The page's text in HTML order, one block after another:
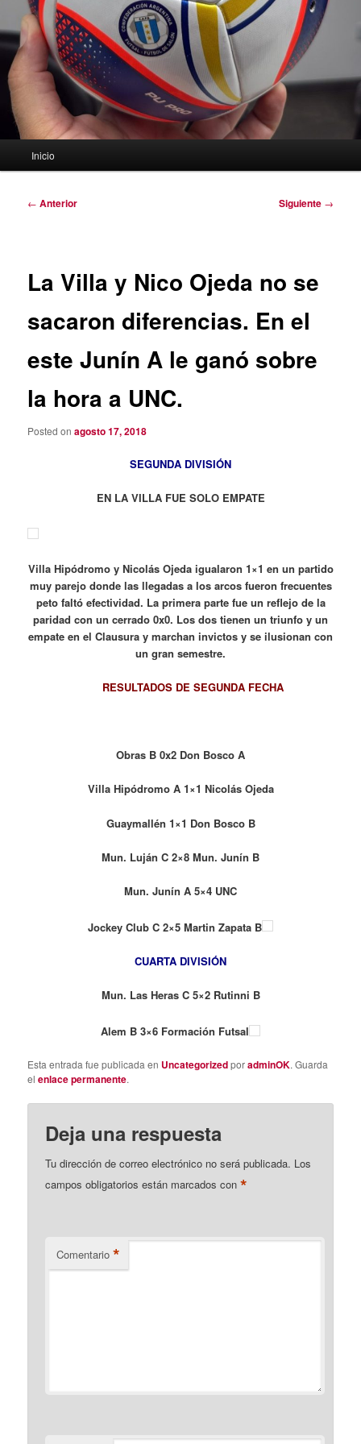
Inicio
Navegación
← Anterior Siguiente →
La Villa y Nico Ojeda no se
sacaron diferencias. En el
este Junín A le ganó sobre
la hora a UNC.
Posted onagosto 17, 2018
SEGUNDA DIVISIÓN
EN LA VILLA FUE SOLO EMPATE
Villa Hipódromo y Nicolás Ojeda igualaron 1×1 en un partido
muy parejo donde las llegadas a los arcos fueron frecuentes
peto faltó efectividad. La primera parte fue un reflejo de la
paridad con un cerrado 0x0. Los dos tienen un triunfo y un
empate en el Clausura y marchan invictos y se ilusionan con
un gran semestre.
RESULTADOS DE SEGUNDA FECHA
Obras B 0x2 Don Bosco A
Villa Hipódromo A 1×1 Nicolás Ojeda
Guaymallén 1×1 Don Bosco B
Mun. Luján C 2×8 Mun. Junín B
Mun. Junín A 5×4 UNC
Jockey Club C 2×5 Martin Zapata B
CUARTA DIVISIÓN
Mun. Las Heras C 5×2 Rutinni B
Alem B 3×6 Formación Futsal
Esta entrada fue publicada en UncategorizedporadminOK. Guarda
elenlace permanente.
Deja una respuesta
Tu dirección de correo electrónico no será publicada. Los
campos obligatorios están marcados con*
Comentario *